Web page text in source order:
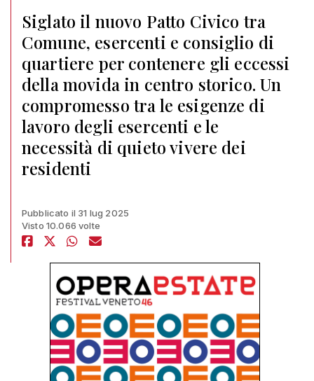
Siglato il nuovo Patto Civico tra
Comune, esercenti e consiglio di
quartiere per contenere gli eccessi
della movida in centro storico. Un
compromesso tra le esigenze di
lavoro degli esercenti e le
necessità di quieto vivere dei
residenti
Pubblicato il 31 lug 2025
Visto 10.066 volte